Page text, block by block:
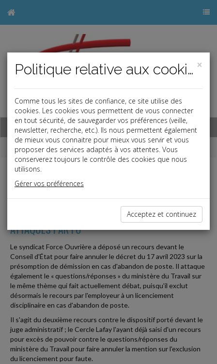
Base documentaire
Dépêches
Social
PRÉSOMPTION DE DÉMISSION : DÉCRET ET Q/R
ATTAQUÉS PAR FO
Le syndicat Force Ouvrière a déposé un recours devant le
Conseil d'État pour faire annuler le décret du 17 avril 2023 sur la
présomption de démission en cas d'abandon de poste. Il attaque
également le « questions/réponses » du ministère du Travail sur
le même thème qui fait actuellement débat, puisqu'il exclut
désormais le recours par l'employeur à un licenciement
disciplinaire en cas d'abandon de poste.
Il s'agit du deuxième recours contre le dispositif porté devant le
juge administratif ; le Cercle Lafay l'ayant déjà saisi d'un recours
pour excès de pouvoir contre le questions/réponses du
ministère du Travail pour faire annuler la mention sur l'exclusion
du licenciement pour faute.
×
Politique relative aux cookies
Comme tous les sites de confiance, ce site utilise des
cookies. Les cookies vous permettent de vous connecter
en tout sécurité, de sauvegarder vos préférences (veille,
newsletter, recherche, etc.). Ils nous permettent également
de mieux vous connaitre pour mieux vous servir et vous
proposer des services adaptés à vos attentes. Vous
conserverez toujours le contrôle des cookies que nous
utilisons.
Gérer vos préférences
Acceptez et continuez